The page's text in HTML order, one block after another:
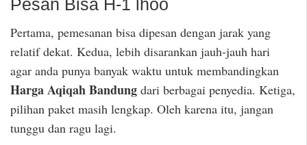
Pesan Bisa H-1 lhoo
Pertama, pemesanan bisa dipesan dengan jarak yang
relatif dekat. Kedua, lebih disarankan jauh-jauh hari
agar anda punya banyak waktu untuk membandingkan
Harga Aqiqah Bandung dari berbagai penyedia. Ketiga,
pilihan paket masih lengkap. Oleh karena itu, jangan
tunggu dan ragu lagi.